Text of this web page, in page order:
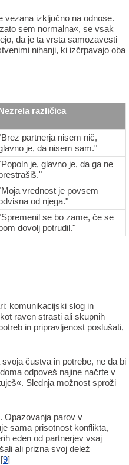
vezana izključno na odnose.
sem normalna«, se vsak
da je ta vrsta samozavesti
nihanji, ki izčrpavajo oba
različica
partnerja nisem nič,
je, da nisem sam."
je, glavno je, da ga ne
vrednost je povsem
od njega."
se bo zame, če se
dovolj potrudil."
komunikacijski slog in
raven strasti ali skupnih
in pripravljenost poslušati,
čustva in potrebe, ne da bi
odpoveš najine načrte v
Slednja možnost sproži
Opazovanja parov v
sama prisotnost konflikta,
eden od partnerjev vsaj
ali prizna svoj delež
9]